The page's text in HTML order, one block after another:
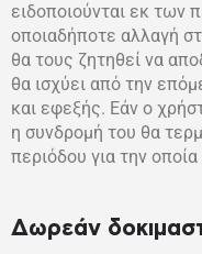
ειδοποιούνται εκ των
οποιαδήποτε αλλαγή
θα τους ζητηθεί να
θα ισχύει από την
και εφεξής. Εάν ο
η συνδρομή του θα
περιόδου για την
Δωρεάν